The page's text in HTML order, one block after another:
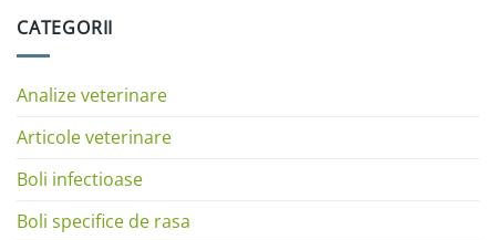
CATEGORII
Analize veterinare
Articole veterinare
Boli infectioase
Boli specifice de rasa